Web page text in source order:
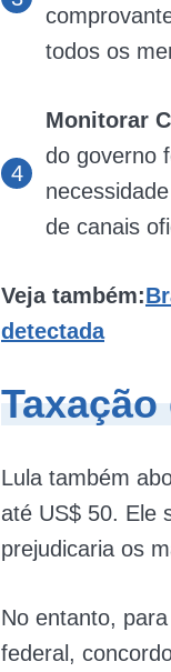
todos os
Monitorar
do governo
de canais
Veja também:
detectada
Lula também
até US$ 50. Ele
prejudicaria os
No entanto,
federal,